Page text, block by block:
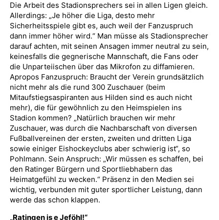
Die Arbeit des Stadionsprechers sei in allen Ligen gleich.
Allerdings: „Je höher die Liga, desto mehr
Sicherheitsspiele gibt es, auch weil der Fanzuspruch
dann immer höher wird.“ Man müsse als Stadionsprecher
darauf achten, mit seinen Ansagen immer neutral zu sein,
keinesfalls die gegnerische Mannschaft, die Fans oder
die Unparteiischen über das Mikrofon zu diffamieren.
Apropos Fanzuspruch: Braucht der Verein grundsätzlich
nicht mehr als die rund 300 Zuschauer (beim
Mitaufstiegsaspiranten aus Hilden sind es auch nicht
mehr), die für gewöhnlich zu den Heimspielen ins
Stadion kommen? „Natürlich brauchen wir mehr
Zuschauer, was durch die Nachbarschaft von diversen
Fußballvereinen der ersten, zweiten und dritten Liga
sowie einiger Eishockeyclubs aber schwierig ist“, so
Pohlmann. Sein Anspruch: „Wir müssen es schaffen, bei
den Ratinger Bürgern und Sportliebhabern das
Heimatgefühl zu wecken.“ Präsenz in den Medien sei
wichtig, verbunden mit guter sportlicher Leistung, dann
werde das schon klappen.
„Ratingen is e Jeföhl!“